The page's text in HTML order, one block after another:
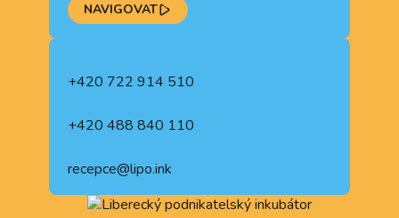
NAVIGOVAT
+420 722 914 510
+420 488 840 110
recepce@lipo.ink